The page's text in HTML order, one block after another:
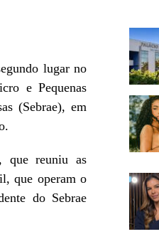
lugar no
e Pequenas
(Sebrae), em
que reuniu as
que operam o
do Sebrae